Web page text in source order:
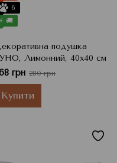
6
⚡ 🚚
подушка
Лимонний, 40x40 см
грн 280 грн
Купити